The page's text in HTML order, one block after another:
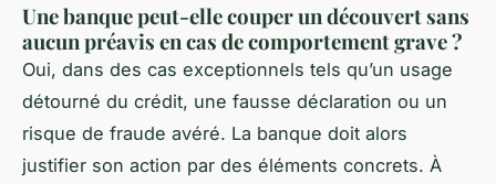
Une banque peut-elle couper un découvert sans
aucun préavis en cas de comportement grave ?
Oui, dans des cas exceptionnels tels qu’un usage
détourné du crédit, une fausse déclaration ou un
risque de fraude avéré. La banque doit alors
justifier son action par des éléments concrets. À